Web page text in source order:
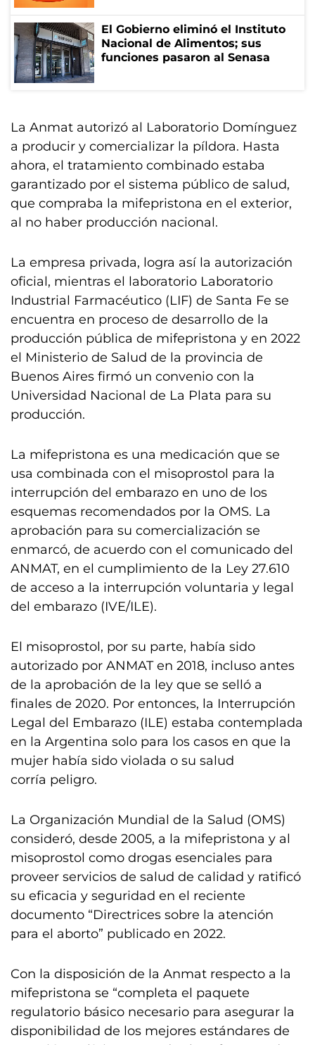
El Gobierno eliminó el Instituto
Nacional de Alimentos; sus
funciones pasaron al Senasa
La Anmat autorizó al Laboratorio Domínguez
a producir y comercializar la píldora. Hasta
ahora, el tratamiento combinado estaba
garantizado por el sistema público de salud,
que compraba la mifepristona en el exterior,
al no haber producción nacional.
La empresa privada, logra así la autorización
oficial, mientras el laboratorio Laboratorio
Industrial Farmacéutico (LIF) de Santa Fe se
encuentra en proceso de desarrollo de la
producción pública de mifepristona y en 2022
el Ministerio de Salud de la provincia de
Buenos Aires firmó un convenio con la
Universidad Nacional de La Plata para su
producción.
La mifepristona es una medicación que se
usa combinada con el misoprostol para la
interrupción del embarazo en uno de los
esquemas recomendados por la OMS. La
aprobación para su comercialización se
enmarcó, de acuerdo con el comunicado del
ANMAT, en el cumplimiento de la Ley 27.610
de acceso a la interrupción voluntaria y legal
del embarazo (IVE/ILE).
El misoprostol, por su parte, había sido
autorizado por ANMAT en 2018, incluso antes
de la aprobación de la ley que se selló a
finales de 2020. Por entonces, la Interrupción
Legal del Embarazo (ILE) estaba contemplada
en la Argentina solo para los casos en que la
mujer había sido violada o su salud
corría peligro.
La Organización Mundial de la Salud (OMS)
consideró, desde 2005, a la mifepristona y al
misoprostol como drogas esenciales para
proveer servicios de salud de calidad y ratificó
su eficacia y seguridad en el reciente
documento “Directrices sobre la atención
para el aborto” publicado en 2022.
Con la disposición de la Anmat respecto a la
mifepristona se “completa el paquete
regulatorio básico necesario para asegurar la
disponibilidad de los mejores estándares de